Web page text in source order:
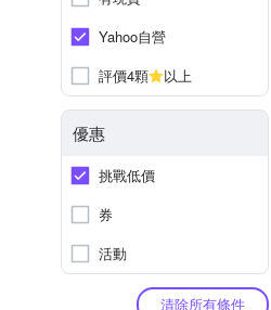
Yahoo自營
評價4顆
以上
優惠
挑戰低價
券
活動
清除所有條件